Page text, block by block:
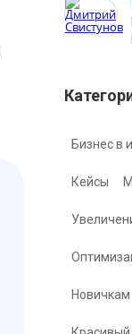
Бизнес в
Кейсы
Новичкам